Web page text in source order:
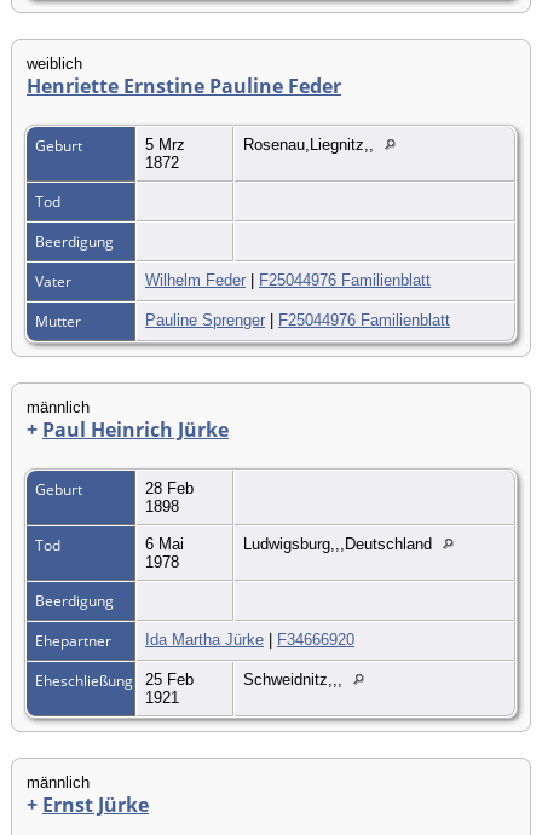
weiblich
Henriette Ernstine Pauline Feder
Geburt
5 Mrz
1872
Rosenau,Liegnitz,,
Tod
Beerdigung
Vater
Wilhelm Feder | F25044976 Familienblatt
Mutter Pauline Sprenger | F25044976 Familienblatt
männlich
+ Paul Heinrich Jürke
Geburt
28 Feb
1898
Tod
6 Mai
1978
Ludwigsburg,,,Deutschland
Beerdigung
Ehepartner
Ida Martha Jürke | F34666920
Eheschließung
25 Feb
1921
Schweidnitz,,,
männlich
+ Ernst Jürke